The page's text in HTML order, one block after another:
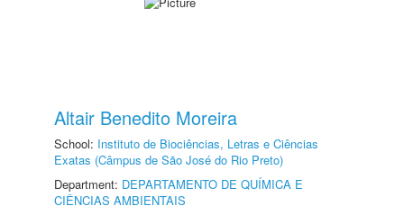
Altair Benedito Moreira
School: Instituto de Biociências, Letras e Ciências
Exatas (Câmpus de São José do Rio Preto)
Department: DEPARTAMENTO DE QUÍMICA E
CIÊNCIAS AMBIENTAIS